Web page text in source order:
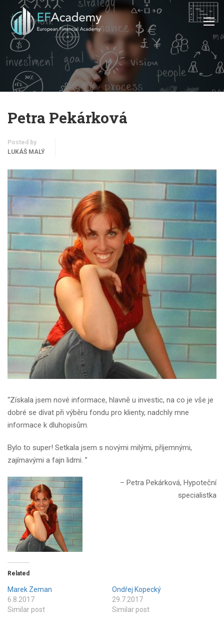
Petra Pekárková
Posted by
LUKÁŠ MALÝ
“Získala jsem nové informace, hlavně u investic, na co je vše je
dobré se dívat při výběru fondu pro klienty, nadchly mne
informace k dluhopisům.
Bylo to super! Setkala jsem s novými milými, příjemnými,
zajímavými a fajn lidmi. ”
Petra Pekárková Hypoteční
specialistka
Related
Marek Zeman
6.8.2017
Similar post
Ondřej Kopecký
29.7.2017
Similar post